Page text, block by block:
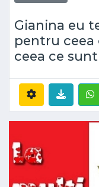
Gianina eu
pentru ceea
ceea ce